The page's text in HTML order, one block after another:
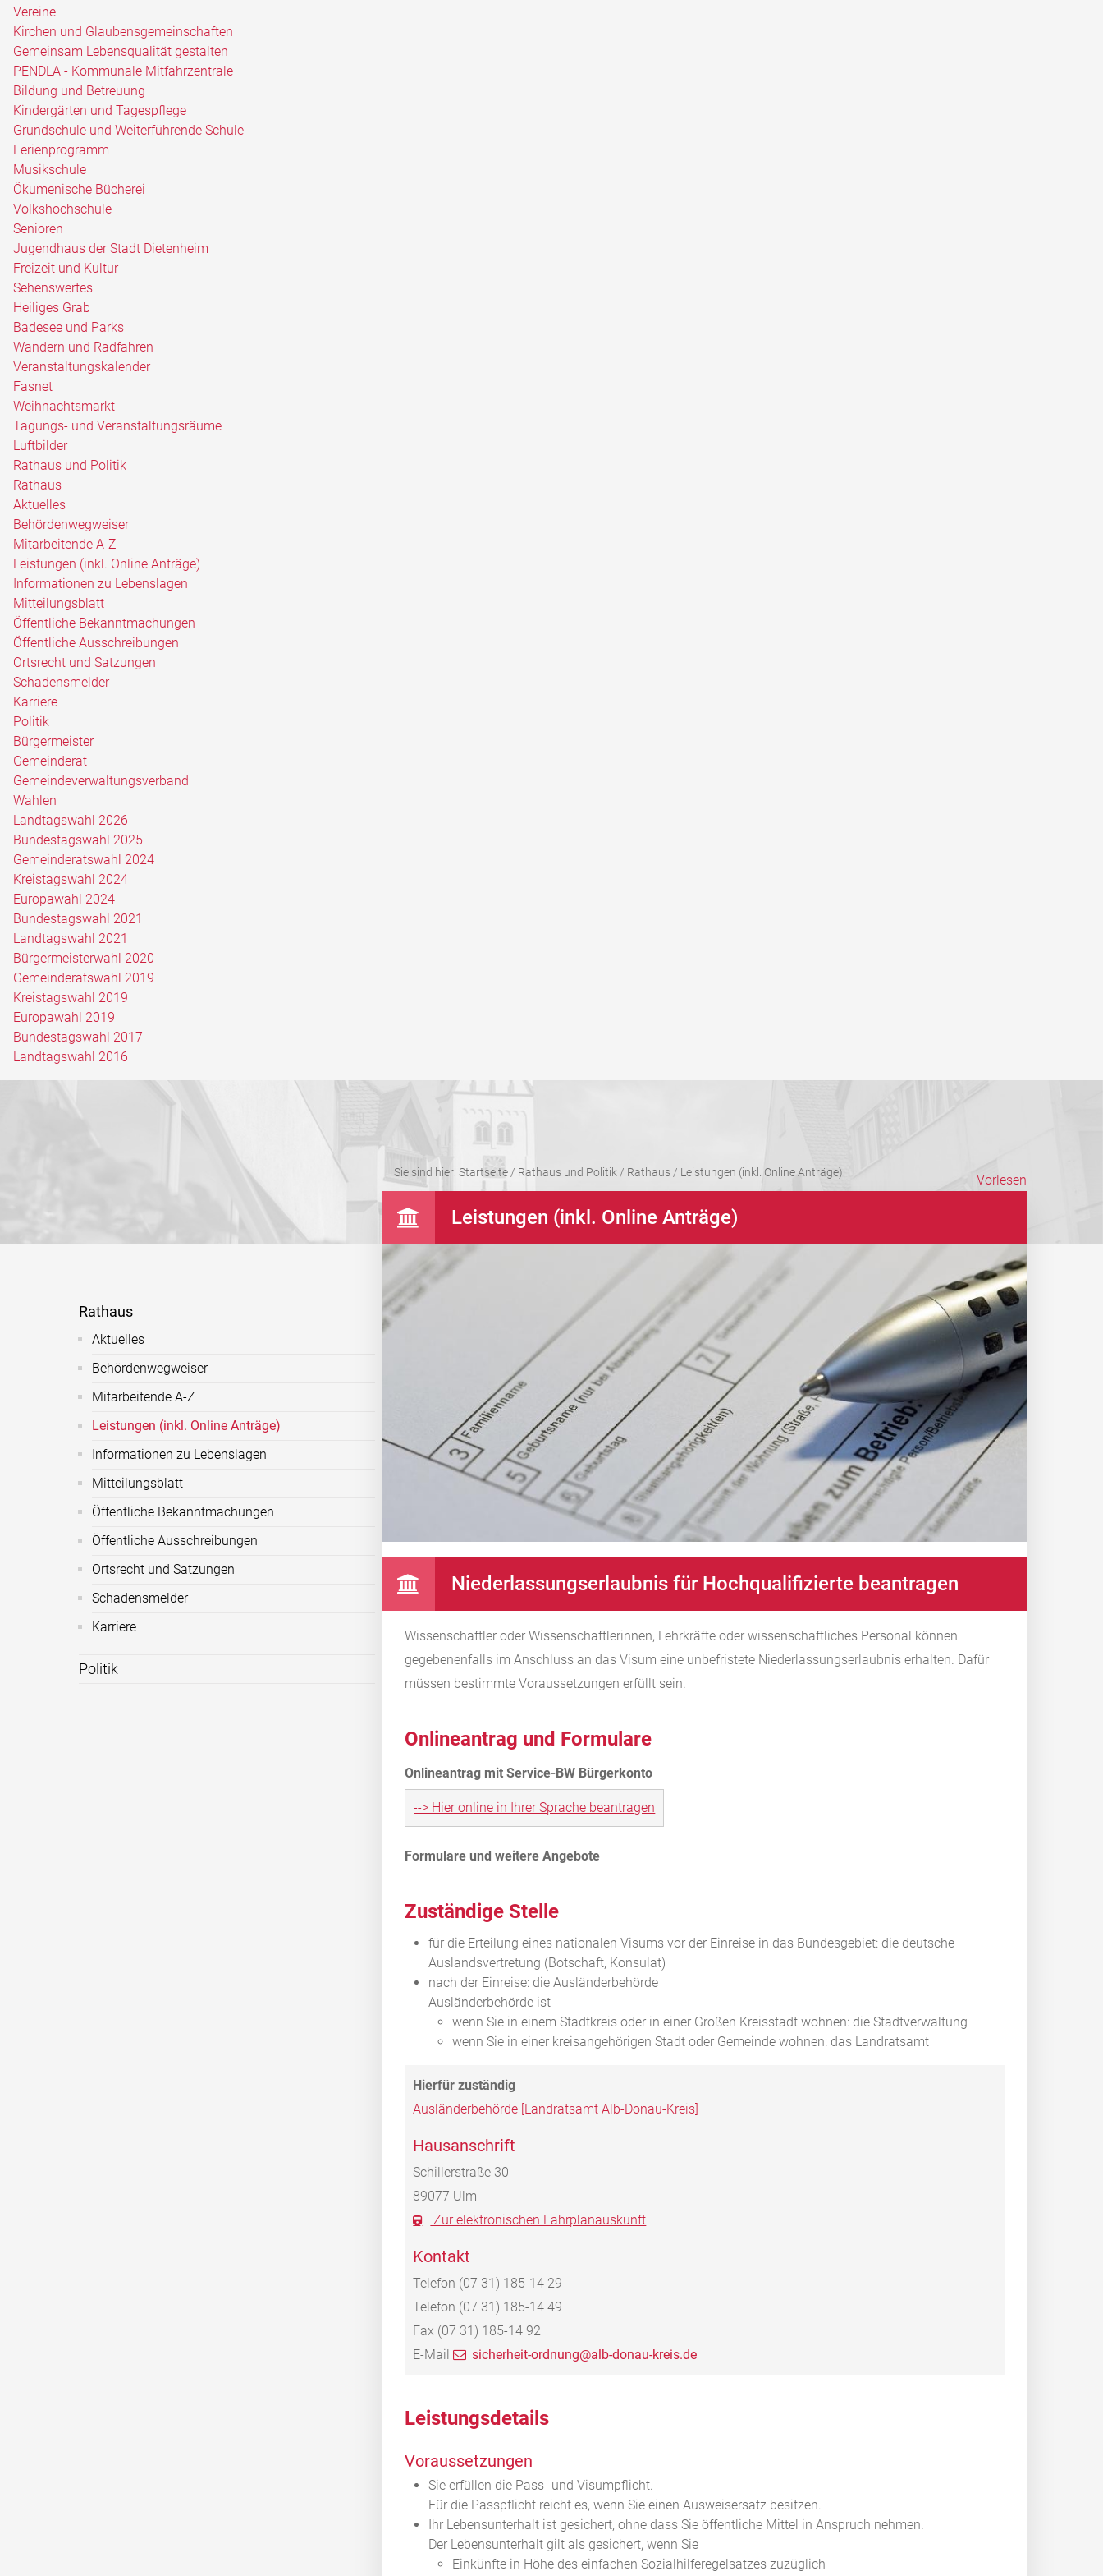
Vereine
Kirchen und Glaubensgemeinschaften
Gemeinsam Lebensqualität gestalten
PENDLA - Kommunale Mitfahrzentrale
Bildung und Betreuung
Kindergärten und Tagespflege
Grundschule und Weiterführende Schule
Ferienprogramm
Musikschule
Ökumenische Bücherei
Volkshochschule
Senioren
Jugendhaus der Stadt Dietenheim
Freizeit und Kultur
Sehenswertes
Heiliges Grab
Badesee und Parks
Wandern und Radfahren
Veranstaltungskalender
Fasnet
Weihnachtsmarkt
Tagungs- und Veranstaltungsräume
Luftbilder
Rathaus und Politik
Rathaus
Aktuelles
Behördenwegweiser
Mitarbeitende A-Z
Leistungen (inkl. Online Anträge)
Informationen zu Lebenslagen
Mitteilungsblatt
Öffentliche Bekanntmachungen
Öffentliche Ausschreibungen
Ortsrecht und Satzungen
Schadensmelder
Karriere
Politik
Bürgermeister
Gemeinderat
Gemeindeverwaltungsverband
Wahlen
Landtagswahl 2026
Bundestagswahl 2025
Gemeinderatswahl 2024
Kreistagswahl 2024
Europawahl 2024
Bundestagswahl 2021
Landtagswahl 2021
Bürgermeisterwahl 2020
Gemeinderatswahl 2019
Kreistagswahl 2019
Europawahl 2019
Bundestagswahl 2017
Landtagswahl 2016
Sie sind hier: Startseite/ Rathaus und Politik / Rathaus/ Leistungen (inkl. Online Anträge) Vorlesen
Rathaus
Aktuelles
Behördenwegweiser
Mitarbeitende A-Z
Leistungen (inkl. Online Anträge)
Informationen zu Lebenslagen
Mitteilungsblatt
Öffentliche Bekanntmachungen
Öffentliche Ausschreibungen
Ortsrecht und Satzungen
Schadensmelder
Karriere
Politik
Leistungen (inkl. Online Anträge)
Niederlassungserlaubnis für Hochqualifizierte beantragen
Wissenschaftler oder Wissenschaftlerinnen, Lehrkräfte oderwissenschaftliches Personal können
gegebenenfalls im Anschluss an das Visum eine unbefristete Niederlassungserlaubnis erhalten. Dafür
müssen bestimmte Voraussetzungen erfüllt sein.
Onlineantrag und Formulare
--> Hier online in Ihrer Sprache beantragen
Zuständige Stelle
für die Erteilung eines nationalen Visums vor der Einreise in das Bundesgebiet: die deutsche
Auslandsvertretung (Botschaft, Konsulat)
nach der Einreise: die Ausländerbehörde
Ausländerbehörde ist
wenn Sie in einem Stadtkreis oder in einer Großen Kreisstadt wohnen: die Stadtverwaltung
wenn Sie in einer kreisangehörigen Stadt oder Gemeinde wohnen: das Landratsamt
Ausländerbehörde [Landratsamt Alb-Donau-Kreis]
Hausanschrift
Schillerstraße 30
89077 Ulm
Zur elektronischen Fahrplanauskunft
Kontakt
Telefon (07 31) 185-14 29
Telefon (07 31) 185-14 49
Fax (07 31) 185-14 92
E-Mail
sicherheit-ordnung@alb-donau-kreis.de
Leistungsdetails
Voraussetzungen
Sie erfüllen die Pass- und Visumpflicht.
Für die Passpflicht reicht es, wenn Sie einen Ausweisersatz besitzen.
Ihr Lebensunterhalt ist gesichert, ohne dass Sie öffentliche Mittel in Anspruch nehmen.
Der Lebensunterhalt gilt als gesichert, wenn Sie
Einkünfte in Höhe des einfachen Sozialhilferegelsatzes zuzüglich